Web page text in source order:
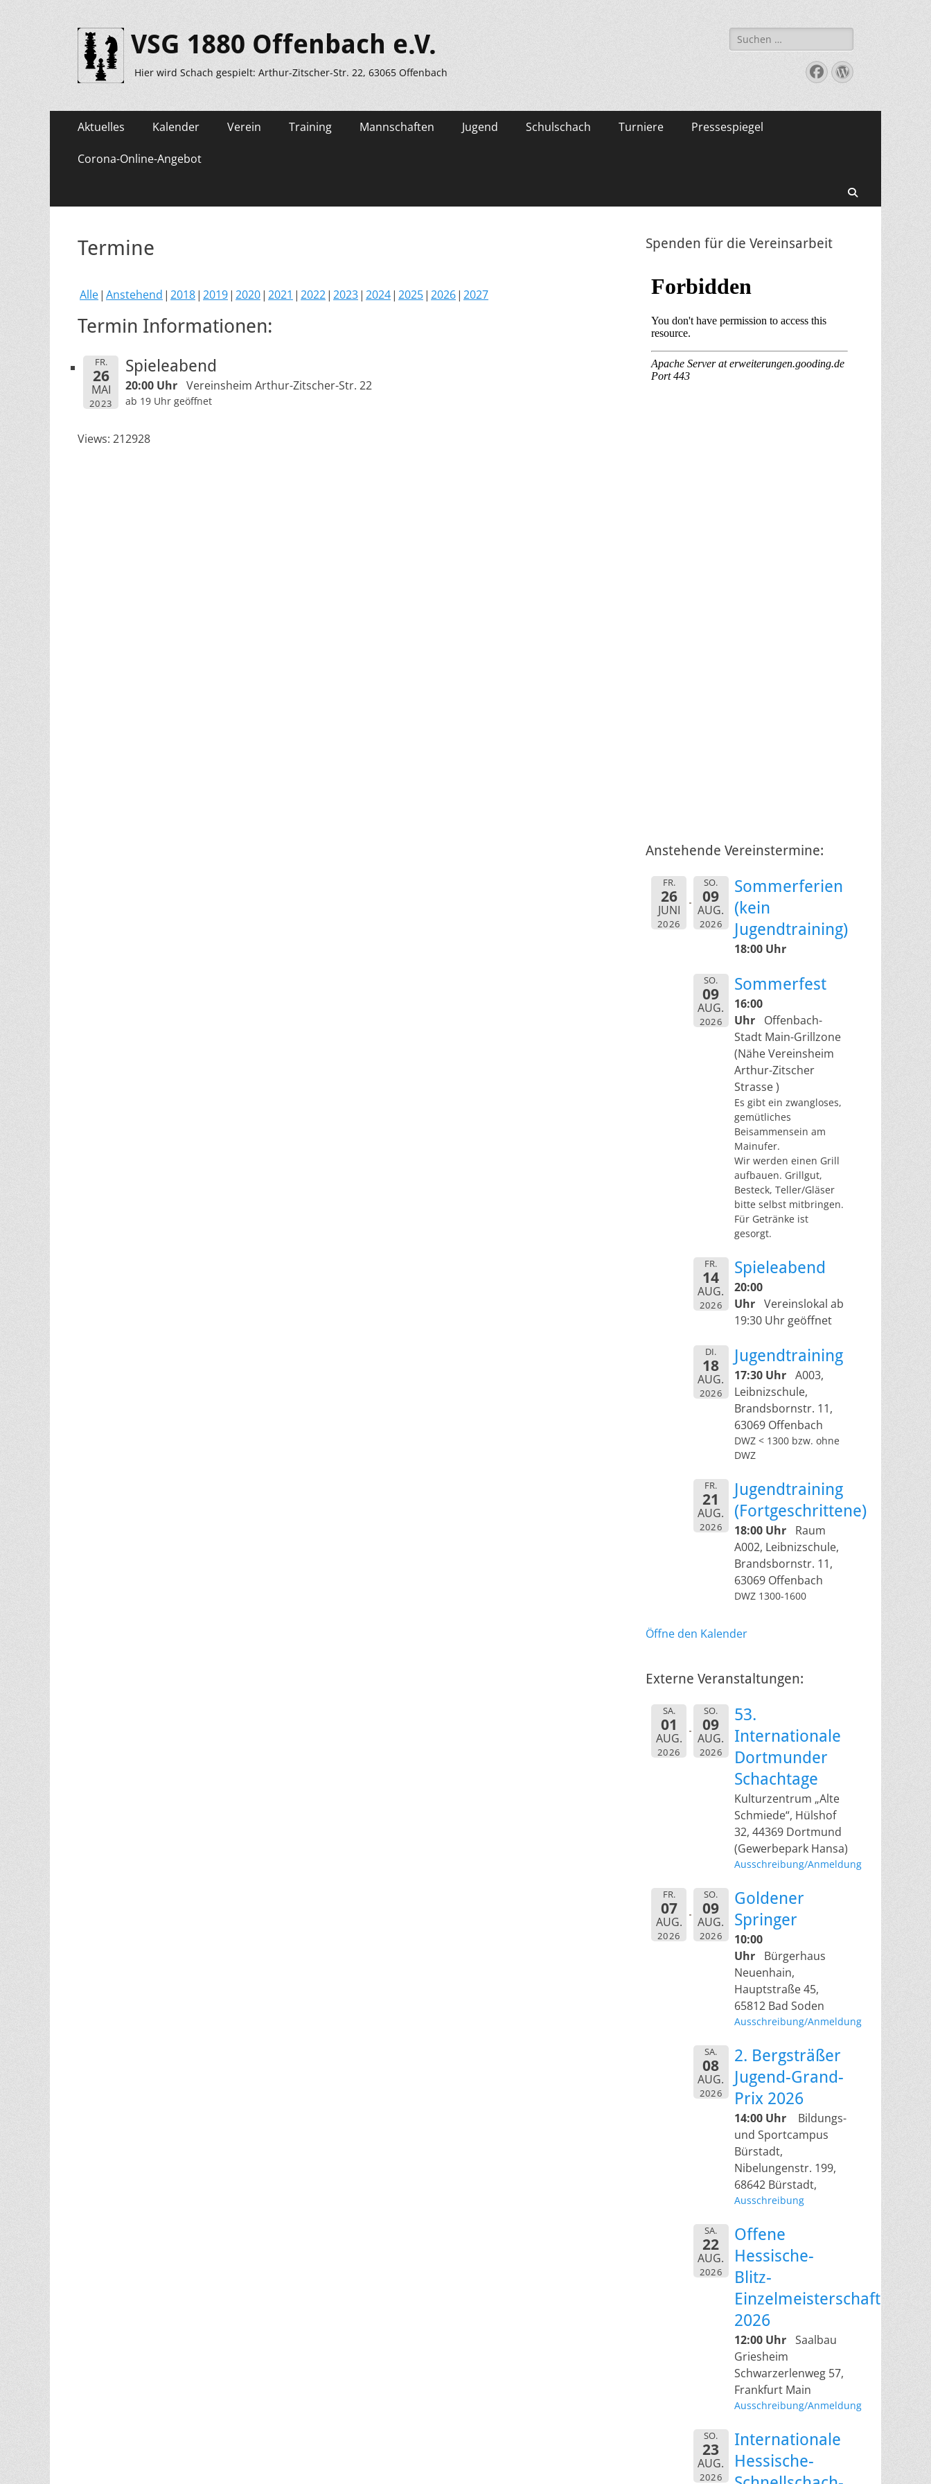
VSG 1880 Offenbach e.V.
Hier wird Schach gespielt: Arthur-Zitscher-Str. 22, 63065 Offenbach
Suche
nach:
Facebook
WordPress
Primäres
Zum
Inhalt
springen
Aktuelles Kalender Verein Training Mannschaften Jugend Schulschach Turniere Pressespiegel
Corona-Online-Angebot
Termine
Alle Anstehend 2018 2019 2020 2021 2022 2023 2024 2025 2026 2027
Termin Informationen:
FR.
26
MAI
2023
Spieleabend
20:00 Uhr Vereinsheim Arthur-Zitscher-Str. 22
ab 19 Uhr geöffnet
Views: 212928
Spenden für die Vereinsarbeit
Anstehende Vereinstermine:
FR.
26
JUNI
2026
SO.
09
AUG.
2026
Sommerferien
(kein
Jugendtraining)
18:00 Uhr
SO.
09
AUG.
2026
Sommerfest
16:00
Uhr
Offenbach-
Stadt Main-Grillzone
(Nähe Vereinsheim
Arthur-Zitscher
Strasse )
Es gibt ein zwangloses,
gemütliches
Beisammensein am
Mainufer.
Wir werden einen Grill
aufbauen. Grillgut,
Besteck, Teller/Gläser
bitte selbst mitbringen.
Für Getränke ist
gesorgt.
FR.
14
AUG.
2026
Spieleabend
20:00
Uhr Vereinslokal ab
19:30 Uhr geöffnet
DI.
18
AUG.
2026
Jugendtraining
17:30 Uhr A003,
Leibnizschule,
Brandsbornstr. 11,
63069 Offenbach
DWZ < 1300 bzw. ohne
DWZ
FR.
21
AUG.
2026
Jugendtraining
(Fortgeschrittene)
18:00 Uhr
Raum
A002, Leibnizschule,
Brandsbornstr. 11,
63069 Offenbach
DWZ 1300-1600
Öffne den Kalender
Externe Veranstaltungen:
SA.
01
AUG.
2026
SO.
09
AUG.
2026
53.
Internationale
Dortmunder
Schachtage
Kulturzentrum „Alte
Schmiede“, Hülshof
32, 44369 Dortmund
(Gewerbepark Hansa)
Ausschreibung/Anmeldung
FR.
07
AUG.
2026
SO.
09
AUG.
2026
Goldener
Springer
10:00
Uhr
Bürgerhaus
Neuenhain,
Hauptstraße 45,
65812 Bad Soden
Ausschreibung/Anmeldung
SA.
08
AUG.
2026
2. Bergsträßer
Jugend-Grand-
Prix 2026
14:00 Uhr
Bildungs-
und Sportcampus
Bürstadt,
Nibelungenstr. 199,
68642 Bürstadt,
Ausschreibung
SA.
22
AUG.
2026
Offene
Hessische-
Blitz-
Einzelmeisterschaft
2026
12:00 Uhr Saalbau
Griesheim
Schwarzerlenweg 57,
Frankfurt Main
Ausschreibung/Anmeldung
SO.
23
AUG.
2026
Internationale
Hessische-